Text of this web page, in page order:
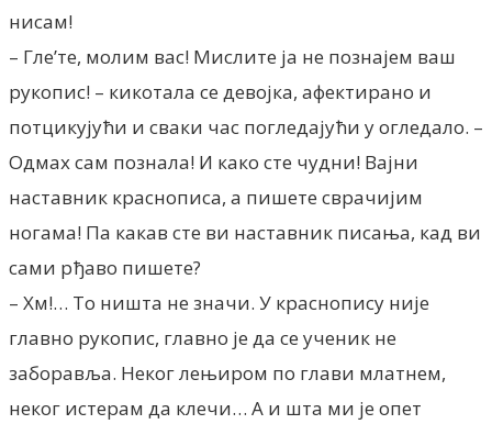
нисам!
– Гле’те, молим вас! Мислите ја не познајем ваш
рукопис! – кикотала се девојка, афектирано и
потцикујући и сваки час погледајући у огледало. –
Одмах сам познала! И како сте чудни! Вајни
наставник краснописа, а пишете сврачијим
ногама! Па какав сте ви наставник писања, кад ви
сами рђаво пишете?
– Хм!… То ништа не значи. У краснопису није
главно рукопис, главно је да се ученик не
заборавља. Неког лењиром по глави млатнем,
неког истерам да клечи… А и шта ми је опет